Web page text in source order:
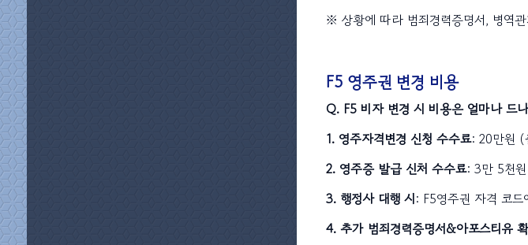
※ 상황에 따라 범죄경력증명서, 병역
F5 영주권 변경 비용
Q. F5 비자 변경 시 비용은 얼마나 드
1. 영주자격변경 신청 수수료: 20만원 (
2. 영주증 발급 신처 수수료: 3만 5천원
3. 행정사 대행 시: F5영주권 자격 코
4. 추가 범죄경력증명서&아포스티유